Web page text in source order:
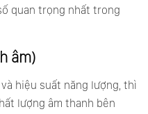
quan trọng nhất trong
âm)
hiệu suất năng lượng, thì
lượng âm thanh bên